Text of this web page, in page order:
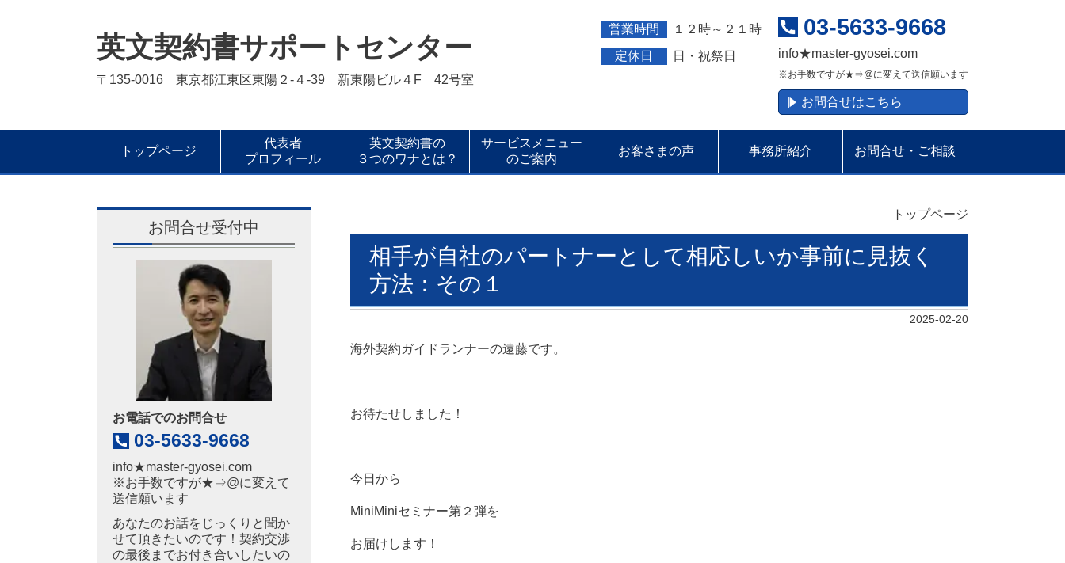
英文契約書サポートセンター
〒135-0016 東京都江東区東陽２-４-39 新東陽ビル４F 42号室
営業時間 １２時～２１時
定休日 日・祝祭日
03-5633-9668
info★master-gyosei.com
※お手数ですが★⇒@に変えて送信願います
お問合せはこちら
トップページ
代表者
プロフィール
英文契約書の
３つのワナとは？
サービスメニュー
のご案内
お客さまの声 事務所紹介 お問合せ・ご相談
トップページ
相手が自社のパートナーとして相応しいか事前に見抜く
方法：その１
2025-02-20
海外契約ガイドランナーの遠藤です。
お待たせしました！
今日から
MiniMiniセミナー第２弾を
お届けします！
お問合せ受付中
お電話でのお問合せ
03-5633-9668
info★master-gyosei.com
※お手数ですが★⇒@に変えて
送信願います
あなたのお話をじっくりと聞か
せて頂きたいのです！契約交渉
の最後までお付き合いしたいの